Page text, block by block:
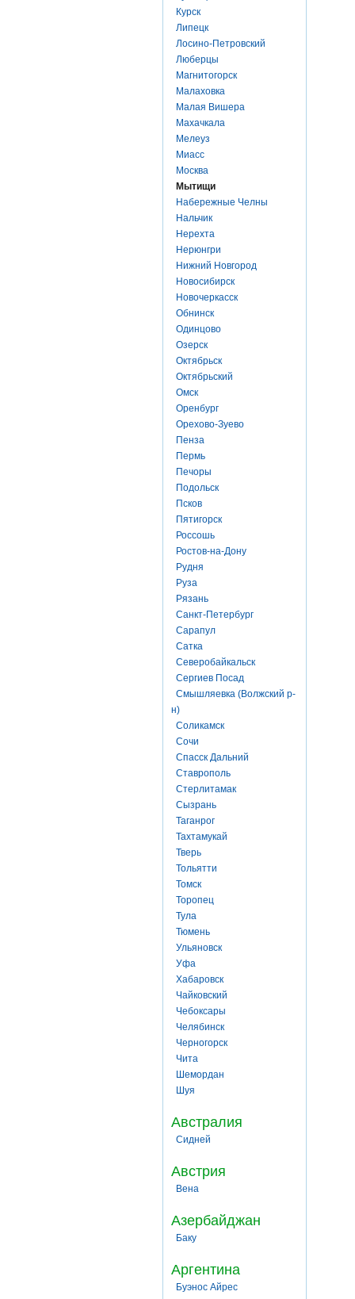
Курск
Липецк
Лосино-Петровский
Люберцы
Магнитогорск
Малаховка
Малая Вишера
Махачкала
Мелеуз
Миасс
Москва
Мытищи
Набережные Челны
Нальчик
Нерехта
Нерюнгри
Нижний Новгород
Новосибирск
Новочеркасск
Обнинск
Одинцово
Озерск
Октябрьск
Октябрьский
Омск
Оренбург
Орехово-Зуево
Пенза
Пермь
Печоры
Подольск
Псков
Пятигорск
Россошь
Ростов-на-Дону
Рудня
Руза
Рязань
Санкт-Петербург
Сарапул
Сатка
Северобайкальск
Сергиев Посад
Смышляевка (Волжский р-
н)
Соликамск
Сочи
Спасск Дальний
Ставрополь
Стерлитамак
Сызрань
Таганрог
Тахтамукай
Тверь
Тольятти
Томск
Торопец
Тула
Тюмень
Ульяновск
Уфа
Хабаровск
Чайковский
Чебоксары
Челябинск
Черногорск
Чита
Шемордан
Шуя
Австралия
Сидней
Австрия
Вена
Азербайджан
Баку
Аргентина
Буэнос Айрес